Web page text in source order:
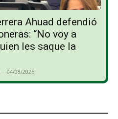
Ahuad defendió
“No voy a
les saque la
- 04/08/2026